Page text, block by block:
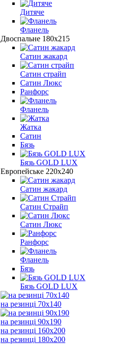
Дитяче
Фланель
Двоспальне 180х215
Сатин жакард
Сатин страйп
Сатин Люкс
Ранфорс
Фланель
Жатка
Сатин
Бязь
Бязь GOLD LUX
Европейське 220х240
Сатин жакард
Сатин Страйп
Сатин Люкс
Ранфорс
Фланель
Бязь
Бязь GOLD LUX
на резинці 70х140
на резинці 90х190
на резинці 160х200
на резинці 180х200